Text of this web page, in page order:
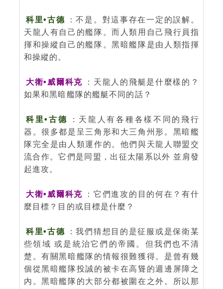
科里•古德
：不是。對這事存在一定的誤解。
天龍人有自己的艦隊。而人類用自己飛行員指
揮和操縱自己的艦隊。黑暗艦隊是由人類指揮
和操縱的。
大衛•威爾科克
：天龍人的飛艇是什麼樣的？
如果和黑暗艦隊的艦艇不同的話？
科里•古德
：天龍人有各種各樣不同的飛行
器。很多都是呈三角形和大三角州形。黑暗艦
隊完全是由人類運作的。他們與天龍人聯盟交
流合作。它們是同盟，出征太陽系以外 並肩發
起進攻。
大衛•威爾科克
：它們進攻的目的何在？有什
麼目標？目的或目標是什麼？
科里•古德
：我們猜想目的是征服或是保衛某
些領域 或是統治它們的帝國。但我們也不清
楚。有關黑暗艦隊的情報很難獲得。是曾有幾
個從黑暗艦隊投誠的被卡在高聳的週邊屏障之
內。黑暗艦隊的大部分都被圍在之外。所以那